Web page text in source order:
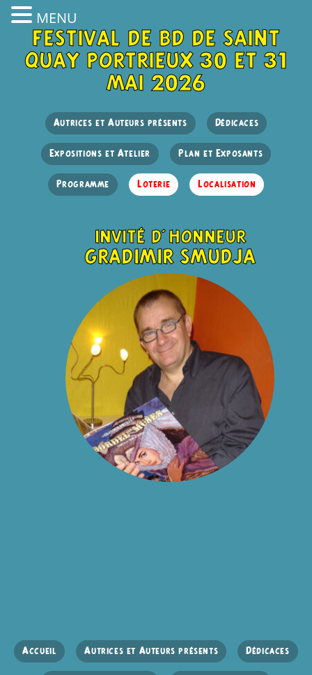
festival de bd de saint
quay portrieux 30 et 31
mai 2026
Autrices et Auteurs présents Dédicaces
Expositions et Atelier Plan et Exposants
Programme Loterie Localisation
invité d'honneur
gradimir smudja
Accueil Autrices et Auteurs présents Dédicaces
MENU